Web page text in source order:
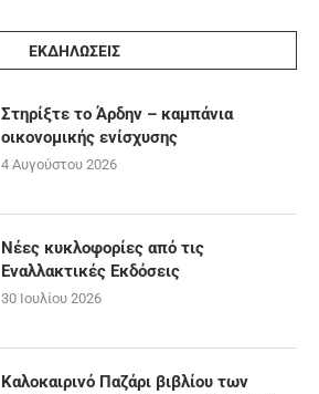
ΕΚΔΗΛΩΣΕΙΣ
Στηρίξτε το Άρδην – καμπάνια
οικονομικής ενίσχυσης
4 Αυγούστου 2026
Νέες κυκλοφορίες από τις
Εναλλακτικές Εκδόσεις
30 Ιουλίου 2026
Καλοκαιρινό Παζάρι βιβλίου των